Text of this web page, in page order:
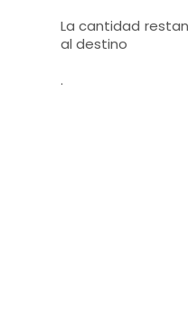
La cantidad
al destino
.